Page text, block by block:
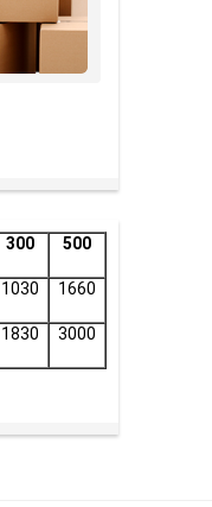
300 500
1030 1660
1830 3000